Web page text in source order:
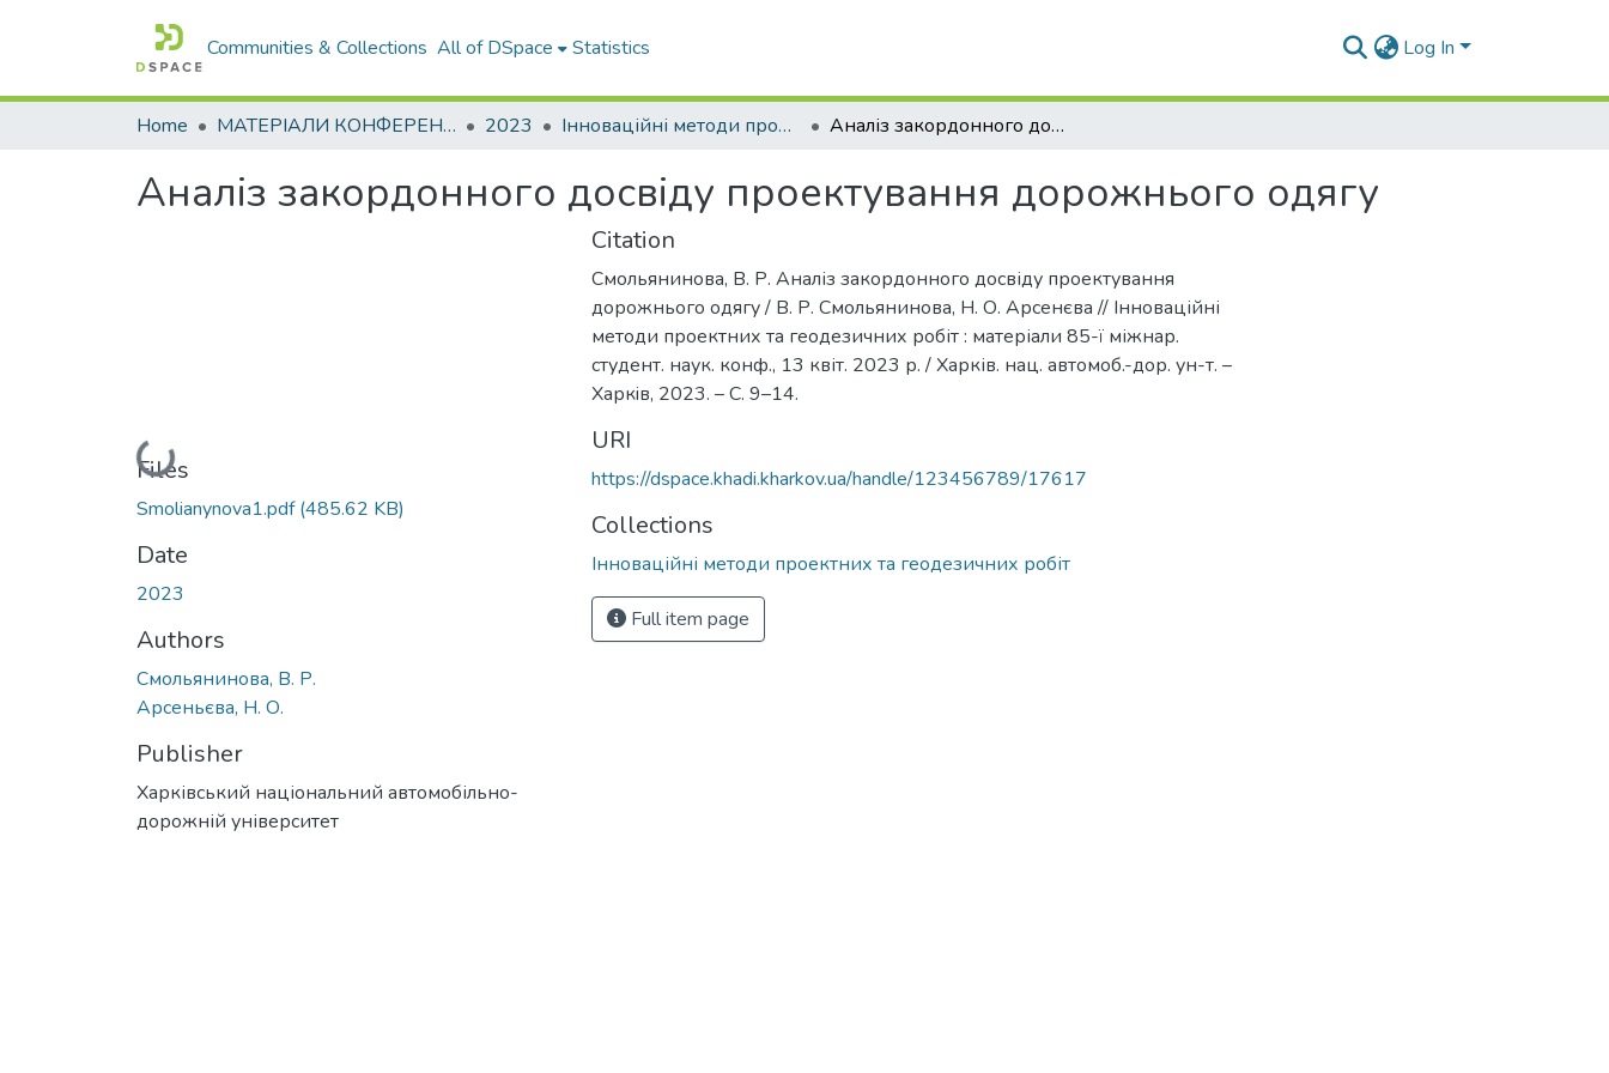
Communities & Collections All of DSpace Statistics Log In
Home МАТЕРІАЛИ КОНФЕРЕНЦІЙ 2023 Інноваційні методи проектних та геодезичних робіт Аналіз закордонного досвіду проектування дорожнього одягу
Аналіз закордонного досвіду проектування дорожнього одягу
Loading...
Files
Smolianynova1.pdf(485.62 KB)
Date
2023
Authors
Смольянинова, В. Р.
Арсеньєва, Н. О.
Publisher
Харківський національний автомобільно-
дорожній університет
Citation
Смольянинова, В. Р. Аналіз закордонного досвіду проектування
дорожнього одягу / В. Р. Смольянинова, Н. О. Арсенєва // Інноваційні
методи проектних та геодезичних робіт : матеріали 85-ї міжнар.
студент. наук. конф., 13 квіт. 2023 р. / Харків. нац. автомоб.-дор. ун-т. –
Харкiв, 2023. – С. 9–14.
URI
https://dspace.khadi.kharkov.ua/handle/123456789/17617
Collections
Інноваційні методи проектних та геодезичних робіт
Full item page